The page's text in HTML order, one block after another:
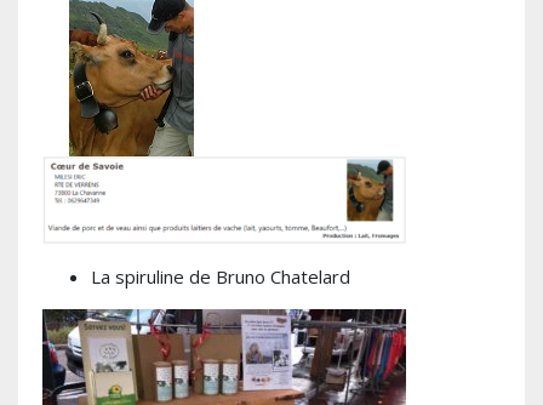
La spiruline de Bruno Chatelard